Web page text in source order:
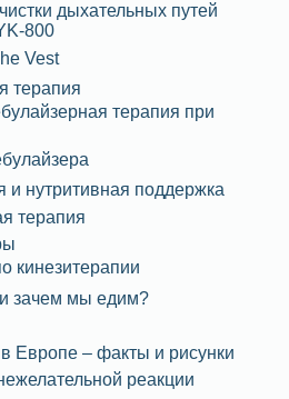
дыхательных путей
800
Vest
терапия
терапия при
и нутритивная поддержка
терапия
кинезитерапии
и зачем мы едим?
Европе – факты и рисунки
реакции